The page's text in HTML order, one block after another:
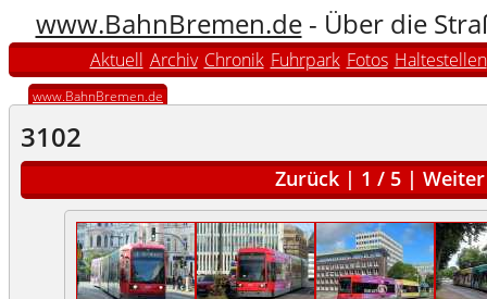
www.BahnBremen.de- Über die
Aktuell Archiv Chronik Fuhrpark Fotos Haltestellen
www.BahnBremen.de
3102
Zurück | 1 / 5 | Weiter